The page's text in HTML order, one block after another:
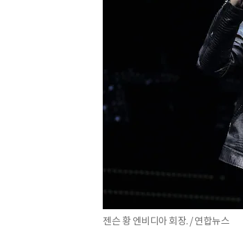
젠슨 황 엔비디아 회장. / 연합뉴스